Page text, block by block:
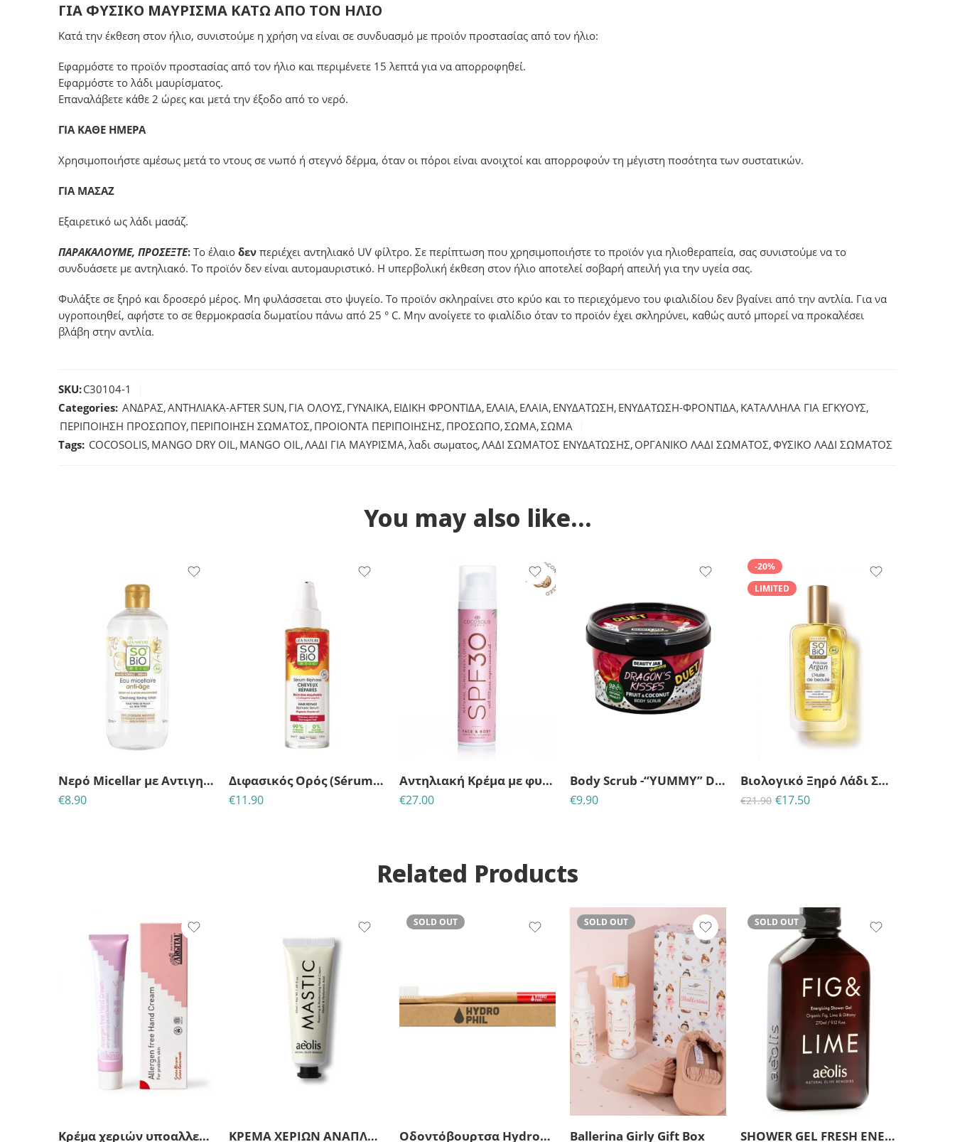
ΓΙΑ ΦΥΣΙΚΟ ΜΑΥΡΙΣΜΑ ΚΑΤΩ ΑΠΟ ΤΟΝ ΗΛΙΟ
Κατά την έκθεση στον ήλιο, συνιστούμε η χρήση να είναι σε συνδυασμό με προϊόν προστασίας από τον ήλιο:
Εφαρμόστε το προϊόν προστασίας από τον ήλιο και περιμένετε 15 λεπτά για να απορροφηθεί.
Εφαρμόστε το λάδι μαυρίσματος.
Επαναλάβετε κάθε 2 ώρες και μετά την έξοδο από το νερό.
ΓΙΑ ΚΑΘΕ ΗΜΕΡΑ
Χρησιμοποιήστε αμέσως μετά το ντους σε νωπό ή στεγνό δέρμα, όταν οι πόροι είναι ανοιχτοί και απορροφούν τη μέγιστη ποσότητα των συστατικών.
ΓΙΑ ΜΑΣΑΖ
Εξαιρετικό ως λάδι μασάζ.
ΠΑΡΑΚΑΛΟΥΜΕ, ΠΡΟΣΕΞΤΕ: Το έλαιο δεν περιέχει αντηλιακό UV φίλτρο. Σε περίπτωση που χρησιμοποιήστε το προϊόν για ηλιοθεραπεία, σας συνιστούμε να το
συνδυάσετε με αντηλιακό. Το προϊόν δεν είναι αυτομαυριστικό. Η υπερβολική έκθεση στον ήλιο αποτελεί σοβαρή απειλή για την υγεία σας.
Φυλάξτε σε ξηρό και δροσερό μέρος. Μη φυλάσσεται στο ψυγείο. Το προϊόν σκληραίνει στο κρύο και το περιεχόμενο του φιαλιδίου δεν βγαίνει από την αντλία. Για να
υγροποιηθεί, αφήστε το σε θερμοκρασία δωματίου πάνω από 25 ° C. Μην ανοίγετε το φιαλίδιο όταν το προϊόν έχει σκληρύνει, καθώς αυτό μπορεί να προκαλέσει
βλάβη στην αντλία.
SKU:C30104-1
Categories: ΑΝΔΡΑΣ,ΑΝΤΗΛΙΑΚΑ-AFTER SUN, ΓΙΑ ΟΛΟΥΣ, ΓΥΝΑΙΚΑ, ΕΙΔΙΚΗ ΦΡΟΝΤΙΔΑ, ΕΛΑΙΑ, ΕΛΑΙΑ, ΕΝΥΔΑΤΩΣΗ, ΕΝΥΔΑΤΩΣΗ-ΦΡΟΝΤΙΔΑ, ΚΑΤΑΛΛΗΛΑ ΓΙΑ ΕΓΚΥΟΥΣ,
ΠΕΡΙΠΟΙΗΣΗ ΠΡΟΣΩΠΟY, ΠΕΡΙΠΟΙΗΣΗ ΣΩΜΑΤΟΣ, ΠΡΟΙΟΝΤΑ ΠΕΡΙΠΟΙΗΣΗΣ, ΠΡΟΣΩΠΟ,ΣΩΜΑ,ΣΩΜΑ
Tags: COCOSOLIS, MANGO DRY OIL, MANGO OIL,ΛΑΔΙ ΓΙΑ ΜΑΥΡΙΣΜΑ,λαδι σωματος,ΛΑΔΙ ΣΩΜΑΤΟΣ ΕΝΥΔΑΤΩΣΗΣ, ΟΡΓΑΝΙΚΟ ΛΑΔΙ ΣΩΜΑΤΟΣ,ΦΥΣΙΚΟ ΛΑΔΙ ΣΩΜΑΤΟΣ
You may also like…
Νερό Micellar με Αντιγηραντική Δράση – Με βιολογικό αργανέλαιο & υαλουρονικό οξύ So bio-500ml
€8.90
Διφασικός Ορός (Sérum) Μαλλιών Επανόρθωσης & Προστασίας – Για ταλαιπωρημένα και αδύναμα μαλλιά – So Bio (100ml)
€11.90
Αντηλιακή Κρέμα με φυσικά φίλτρα SPF30-Natural Sunscreen Cocosolis Organic
€27.00
Body Scrub -“YUMMY” DRAGON’S KISSES 2-phase
€9.90
-20%
LIMITED
06
ΩΡΕΣ
31
MINS
Βιολογικό Ξηρό Λάδι Σώματος Ομορφιάς Precieux Argan So bio-100ml
€21.90 €17.50
Related Products
Κρέμα χεριών υποαλλεργική – Allergen Free Hand Cream ΚΡΕΜΑ ΧΕΡΙΩΝ ΑΝΑΠΛΑΣΗΣ & ΕΝΥΔΑΤΩΣΗΣ ΜΕ ΥΑΛΟΥΡΟΝΙΚΟ ΟΞΥ ΚΑΙ ΜΑΣΤΙΧΑ 50 μλ
SOLD OUT
Οδοντόβουρτσα Hydrophil Toothbrush Bamboo Medium Soft Red
SOLD OUT
Ballerina Girly Gift Box
SOLD OUT
SHOWER GEL FRESH ENERGIZING ΜΕ ΒΙΟΛΟΓΙΚΟ ΣΥΚΟ, ΜΟΣΧΟΛΈΜΟΝΟ & ΔΙΚΤΑΜΟ ΚΡΗΤΗΣ 270 ml